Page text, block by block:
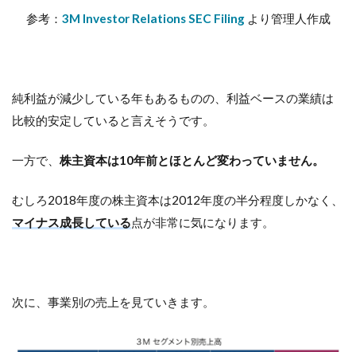
参考： 3M Investor Relations SEC Filing より管理人作成
純利益が減少している年もあるものの、利益ベースの業績は
比較的安定していると言えそうです。
一方で、 株主資本は10年前とほとんど変わっていません。
むしろ2018年度の株主資本は2012年度の半分程度しかなく、
マイナス成長している点が非常に気になります。
次に、事業別の売上を見ていきます。